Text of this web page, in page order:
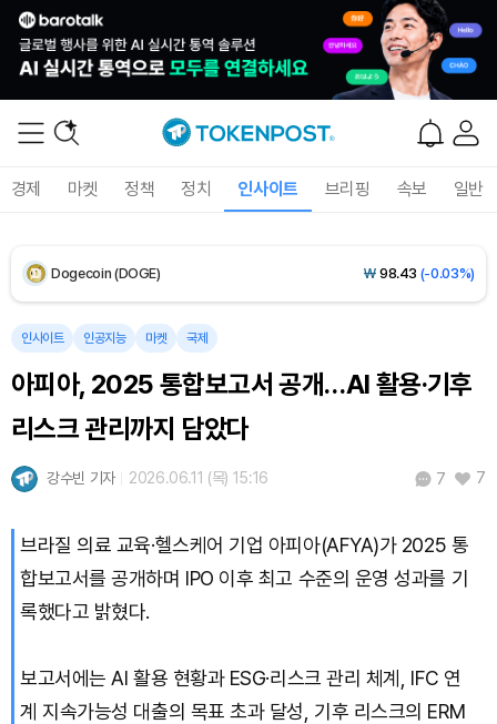
경제 마켓 정책 정치 인사이트 브리핑 속보 일반
XRP (XRP) ₩1,456(-0.20%)
Dogecoin (DOGE) ₩ 98.43 (-0.03%)
Bitcoin (BTC)
인사이트 인공지능 마켓 국제
아피아, 2025 통합보고서 공개…AI 활용·기후
리스크 관리까지 담았다
강수빈 기자 2026.06.11 (목) 15:16 7 7
브라질 의료 교육·헬스케어 기업 아피아(AFYA)가 2025 통
합보고서를 공개하며 IPO 이후 최고 수준의 운영 성과를 기
록했다고 밝혔다.
보고서에는 AI 활용 현황과 ESG·리스크 관리 체계, IFC 연
계 지속가능성 대출의 목표 초과 달성, 기후 리스크의 ERM